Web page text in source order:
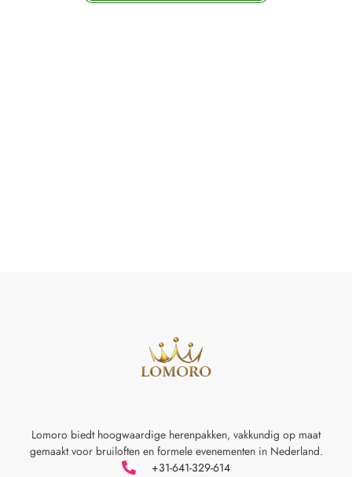
Lomoro biedt hoogwaardige herenpakken, vakkundig op maat
gemaakt voor bruiloften en formele evenementen in Nederland.
+31-641-329-614